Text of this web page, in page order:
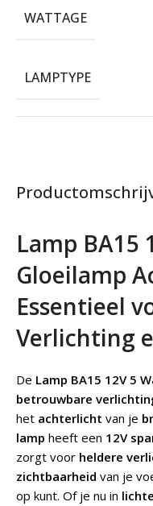
Lamp BA15
Gloeilamp
Essentieel
Verlichting
De Lamp BA15 12V 5
betrouwbare
het achterlicht van je
lamp heeft een 12V
zorgt voor heldere
zichtbaarheid van je
op kunt. Of je nu in
WATTAGE
LAMPTYPE